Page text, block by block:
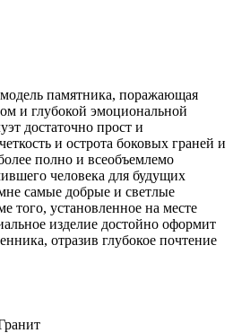
памятника, поражающая
и глубокой эмоциональной
достаточно прост и
и острота боковых граней и
полно и всеобъемлемо
человека для будущих
самые добрые и светлые
того, установленное на месте
изделие достойно оформит
отразив глубокое почтение